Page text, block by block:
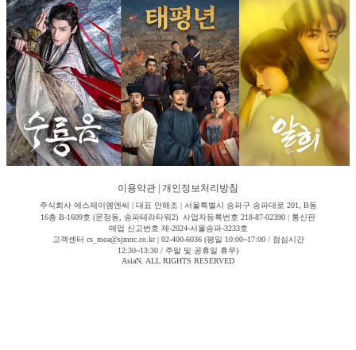
이용약관 개인정보처리방침
주식회사 에스제이엠엔씨 | 대표 안해조 | 서울특별시 송파구 송파대로 201, B동
16층 B-1609호 (문정동, 송파테라타워2) 사업자등록번호 218-87-02390 | 통신판
매업 신고번호 제-2024-서울송파-3233호
고객센터 cs_moa@sjmnc.co.kr | 02-400-6036 (평일 10:00~17:00 / 점심시간
12:30~13:30 / 주말 및 공휴일 휴무)
AsiaN. ALL RIGHTS RESERVED